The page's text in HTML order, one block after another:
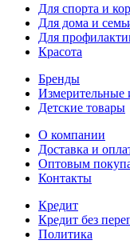
Для спорта и
Для дома и
Для
Красота
Бренды
Измерительные
Детские товары
О компании
Доставка и
Оптовым
Контакты
Кредит
Кредит без
Политика